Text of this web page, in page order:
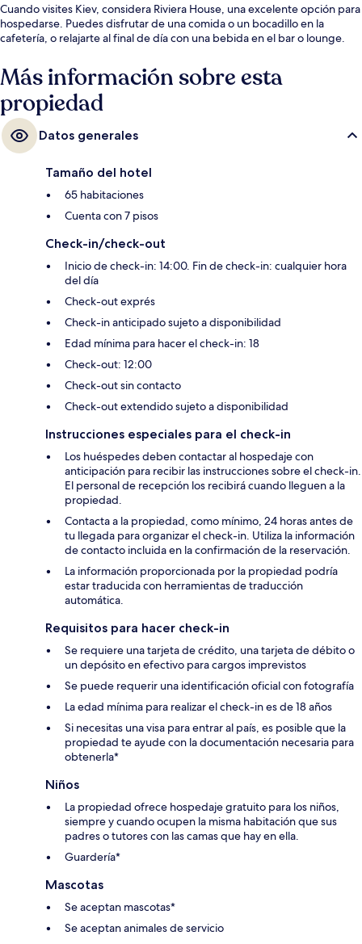
Cuando visites Kiev, considera Riviera House, una excelente opción para
hospedarse. Puedes disfrutar de una comida o un bocadillo en la
cafetería, o relajarte al final de día con una bebida en el bar o lounge.
Más información sobre esta
propiedad
Datos generales
Tamaño del hotel
65 habitaciones
Cuenta con 7 pisos
Check-in/check-out
Inicio de check-in: 14:00. Fin de check-in: cualquier hora
del día
Check-out exprés
Check-in anticipado sujeto a disponibilidad
Edad mínima para hacer el check-in: 18
Check-out: 12:00
Check-out sin contacto
Check-out extendido sujeto a disponibilidad
Instrucciones especiales para el check-in
Los huéspedes deben contactar al hospedaje con
anticipación para recibir las instrucciones sobre el check-in.
El personal de recepción los recibirá cuando lleguen a la
propiedad.
Contacta a la propiedad, como mínimo, 24 horas antes de
tu llegada para organizar el check-in. Utiliza la información
de contacto incluida en la confirmación de la reservación.
La información proporcionada por la propiedad podría
estar traducida con herramientas de traducción
automática.
Requisitos para hacer check-in
Se requiere una tarjeta de crédito, una tarjeta de débito o
un depósito en efectivo para cargos imprevistos
Se puede requerir una identificación oficial con fotografía
La edad mínima para realizar el check-in es de 18 años
Si necesitas una visa para entrar al país, es posible que la
propiedad te ayude con la documentación necesaria para
obtenerla*
Niños
La propiedad ofrece hospedaje gratuito para los niños,
siempre y cuando ocupen la misma habitación que sus
padres o tutores con las camas que hay en ella.
Guardería*
Mascotas
Se aceptan mascotas*
Se aceptan animales de servicio